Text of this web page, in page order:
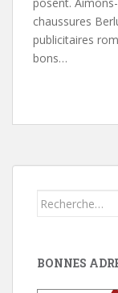
chaussures
publicitaires
bons…
Search
BONNES